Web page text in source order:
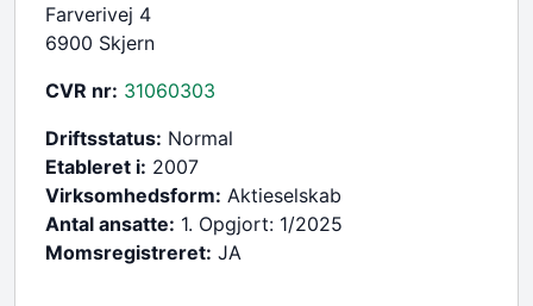
Farverivej 4
6900 Skjern
CVR nr: 31060303
Driftsstatus: Normal
Etableret i: 2007
Virksomhedsform: Aktieselskab
Antal ansatte: 1. Opgjort: 1/2025
Momsregistreret: JA